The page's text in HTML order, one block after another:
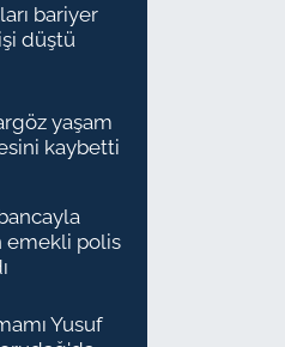
bariyer
düştü
yaşam
kaybetti
emekli polis
Yusuf